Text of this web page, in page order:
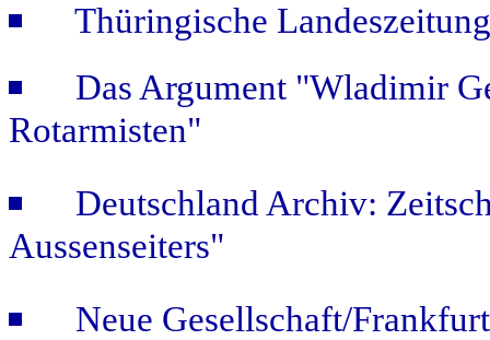
Thüringische
Das Argument "Wladimir
Rotarmisten"
Deutschland Archiv:
Aussenseiters"
Neue Gesellschaft/